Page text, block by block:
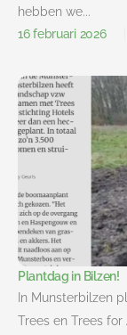
hebben we...
16 februari 2026
Plantdag in Bilzen!
In Munsterbilzen
Trees en Trees